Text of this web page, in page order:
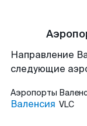
Направление
следующие
Аэропорты
Валенсия VLC